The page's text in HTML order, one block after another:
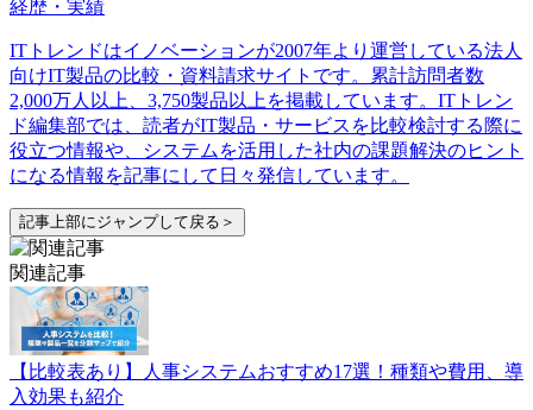
経歴・実績
ITトレンドはイノベーションが2007年より運営している法人
向けIT製品の比較・資料請求サイトです。累計訪問者数
2,000万人以上、3,750製品以上を掲載しています。ITトレン
ド編集部では、読者がIT製品・サービスを比較検討する際に
役立つ情報や、システムを活用した社内の課題解決のヒント
になる情報を記事にして日々発信しています。
記事上部にジャンプして戻る＞
関連記事
【比較表あり】人事システムおすすめ17選！種類や費用、導
入効果も紹介